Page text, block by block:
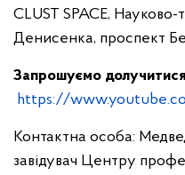
CLUST SPACE, Науково-
Денисенка, проспект
Запрошуємо
https://
Контактна особа:
завідувач Центру